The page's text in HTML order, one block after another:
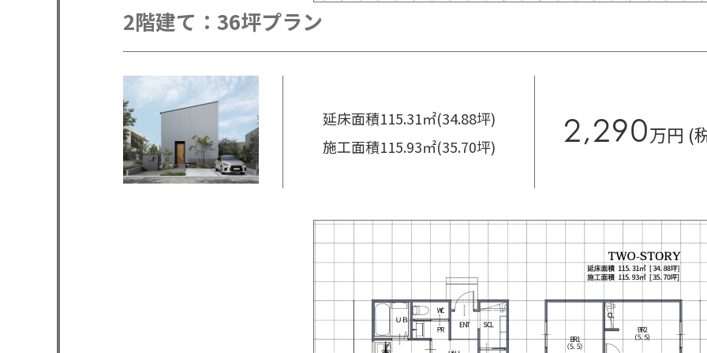
2階建て：36坪プラン
延床面積115.31㎡(34.88坪)
施工面積115.93㎡(35.70坪)
2,290万円 (